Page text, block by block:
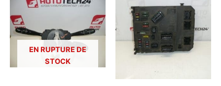
EN RUPTURE DE
STOCK